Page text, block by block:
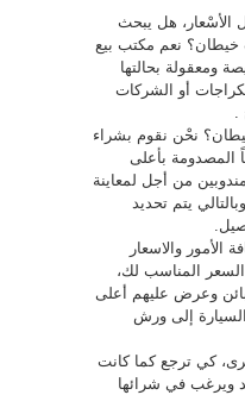
الأسْعار، هل يبحث
خيطان؟ نعم مكتب بيع
ومعقولة بحالتها
أو الشركات
نحْن نقوم بشراء
المصدومة بأعلى
من أجل لمعاينة
يتم تحديد
الأمور والاسعار
السعر المناسب لك،
وعرض عليهم أعلى
إلى ورش
كي ترجع كما كانت
ويرغب في شرائها